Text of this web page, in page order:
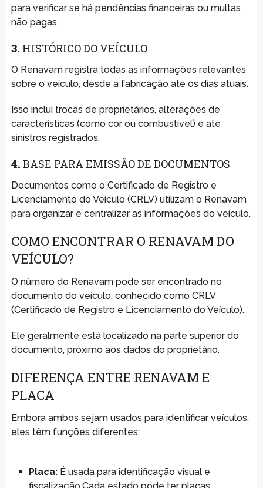
para verificar se há pendências financeiras ou multas
não pagas.
3. HISTÓRICO DO VEÍCULO
O Renavam registra todas as informações relevantes
sobre o veículo, desde a fabricação até os dias atuais.
Isso inclui trocas de proprietários, alterações de
características (como cor ou combustível) e até
sinistros registrados.
4. BASE PARA EMISSÃO DE DOCUMENTOS
Documentos como o Certificado de Registro e
Licenciamento do Veículo (CRLV) utilizam o Renavam
para organizar e centralizar as informações do veículo.
COMO ENCONTRAR O RENAVAM DO
VEÍCULO?
O número do Renavam pode ser encontrado no
documento do veículo, conhecido como CRLV
(Certificado de Registro e Licenciamento do Veículo).
Ele geralmente está localizado na parte superior do
documento, próximo aos dados do proprietário.
DIFERENÇA ENTRE RENAVAM E
PLACA
Embora ambos sejam usados para identificar veículos,
eles têm funções diferentes:
Placa:É usada para identificação visual e
fiscalização.Cada estado pode ter placas